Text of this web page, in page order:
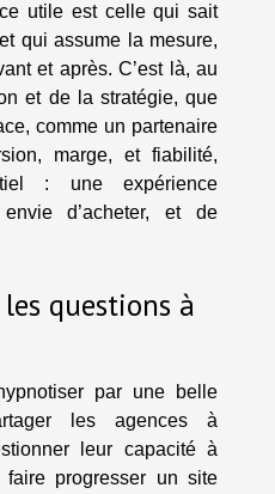
utile est celle qui sait
qui assume la mesure,
et après. C’est là, au
et de la stratégie, que
comme un partenaire
marge, et fiabilité,
: une expérience
d’acheter, et de
questions à
par une belle
les agences à
leur capacité à
progresser un site